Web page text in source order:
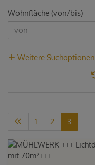
Wohnfläche (von/bis)
Weitere Suchoptionen
1 2 3